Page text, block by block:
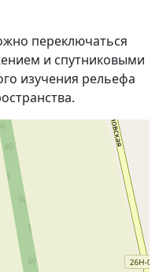
переключаться
и спутниковыми
изучения рельефа